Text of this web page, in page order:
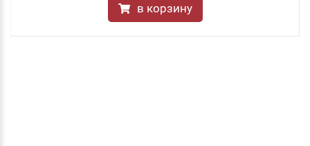
в корзину